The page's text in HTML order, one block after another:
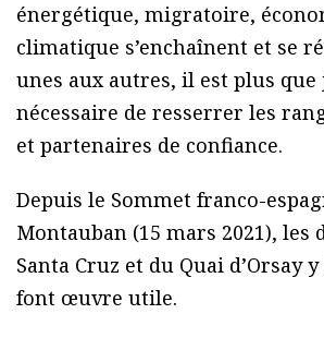
énergétique, migratoire,
climatique s’enchaînent et se
unes aux autres, il est plus que
nécessaire de resserrer les
et partenaires de confiance.
Depuis le Sommet franco-
Montauban (15 mars 2021), les
Santa Cruz et du Quai d’Orsay
font œuvre utile.